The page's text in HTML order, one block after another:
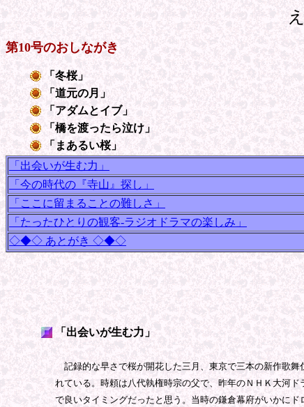
第10号のおしながき
「冬桜」
「道元の月」
「アダムとイブ」
「橋を渡ったら泣け」
「まあるい桜」
「出会いが生む力」
「今の時代の『寺山』探し」
「ここに留まることの難しさ」
「たったひとりの観客-ラジオドラマの楽しみ」
◇◆◇ あとがき ◇◆◇
「出会いが生む力」
記録的な早さで桜が開花した三月、東京で三本の新作歌
れている。時頼は八代執権時宗の父で、昨年のＮＨＫ大河
で良いタイミングだったと思う。当時の鎌倉幕府がいかに